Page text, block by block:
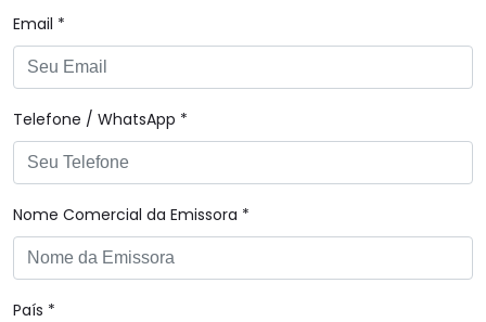
Email *
Telefone / WhatsApp *
Nome Comercial da Emissora *
País *